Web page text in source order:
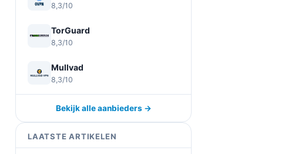
8,3/10
TorGuard
8,3/10
Mullvad
8,3/10
Bekijk alle aanbieders →
LAATSTE ARTIKELEN